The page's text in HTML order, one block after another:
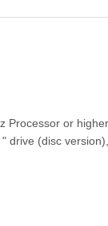
Processor or
drive (disc